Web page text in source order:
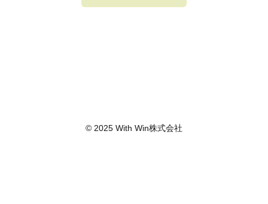
本ポリシーにおいて「個人情報」とは、個人情報保護法
利用の停止、消去及び第三者への提供の停止を行うこと
© 2025 With Win株式会社